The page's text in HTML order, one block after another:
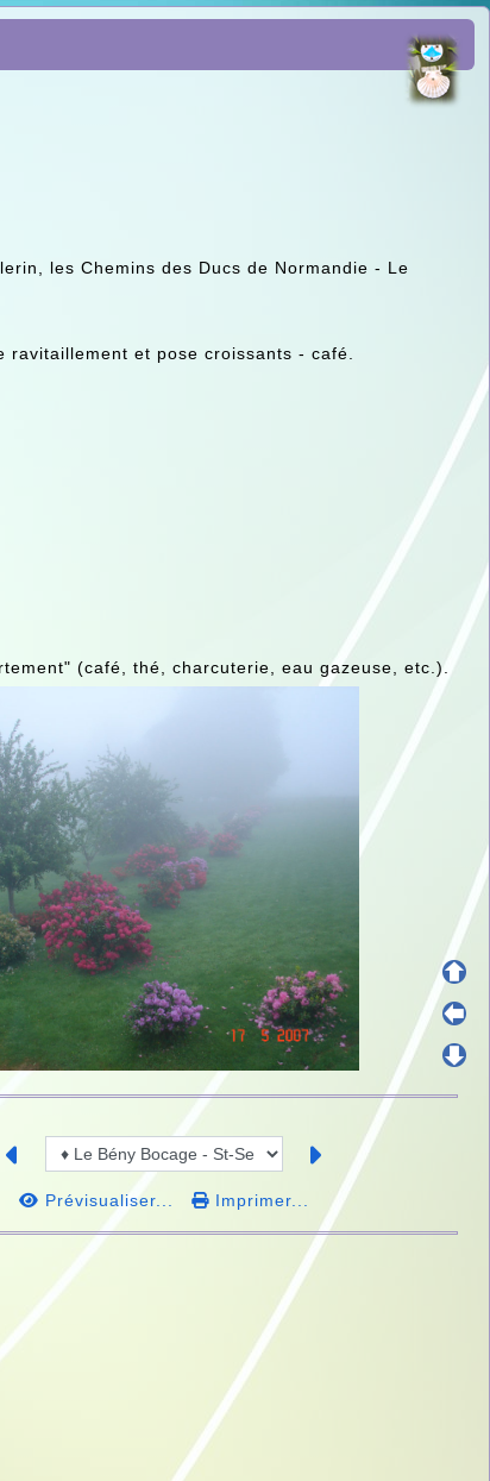
les Chemins des Ducs de Normandie - Le
et pose croissants - café.
(café, thé, charcuterie, eau gazeuse, etc.).
Prévisualiser... Imprimer...